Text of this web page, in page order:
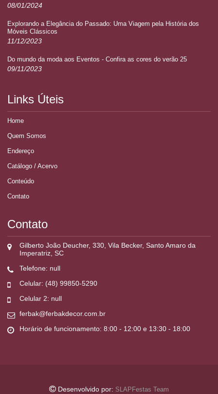
08/01/2024
Explorando a Elegância do Passado: Uma Viagem pela História dos
Móveis Clássicos
11/12/2023
Do mundo da moda aos Eventos - Confira as cores do verão 25
09/11/2023
Links Úteis
Home
Quem Somos
Endereço
Catálogo / Acervo
Conteúdo
Contato
Contato
Gilberto João Deucher, 330, Vila Becker, Santo Amaro da
Imperatriz, SC
Telefone: null
Celular: (48) 99850-5290
Celular 2: null
ferbak@ferbakdecor.com.br
Horário de funcionamento: 8:00 - 12:00 e 13:30 - 18:00
Desenvolvido por: SLAPFestas Team